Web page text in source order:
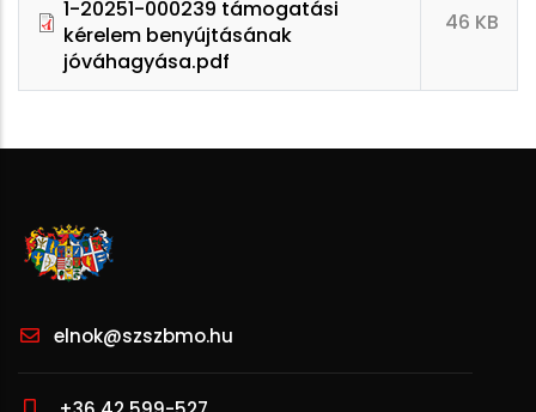
1-20251-000239 támogatási
kérelem benyújtásának
jóváhagyása.pdf
46 KB
elnok@szszbmo.hu